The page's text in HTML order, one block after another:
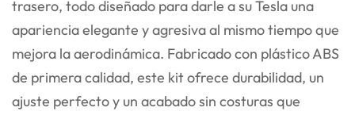
trasero, todo diseñado para darle a su Tesla una
apariencia elegante y agresiva al mismo tiempo que
mejora la aerodinámica. Fabricado con plástico ABS
de primera calidad, este kit ofrece durabilidad, un
ajuste perfecto y un acabado sin costuras que